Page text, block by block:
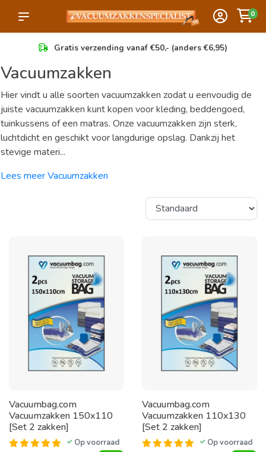
0
Gratis verzending vanaf €50,- (anders €6,95)
Vacuumzakken
Hier vindt u alle soorten vacuumzakken zodat u eenvoudig de
juiste vacuumzakken kunt kopen voor kleding, beddengoed,
tuinkussens of een matras. Onze vacuumzakken zijn sterk,
luchtdicht en geschikt voor langdurige opslag. Dankzij het
stevige materi...
Lees meer Vacuumzakken
Vacuumbag.com
Vacuumzakken 150x110
[Set 2 zakken]
Op voorraad
Vacuumbag.com
Vacuumzakken 110x130
[Set 2 zakken]
Op voorraad